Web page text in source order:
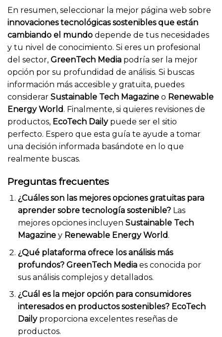
En resumen, seleccionar la mejor página web sobre
innovaciones tecnológicas sostenibles que están
cambiando el mundo depende de tus necesidades
y tu nivel de conocimiento. Si eres un profesional
del sector, GreenTech Media podría ser la mejor
opción por su profundidad de análisis. Si buscas
información más accesible y gratuita, puedes
considerar Sustainable Tech Magazine o Renewable
Energy World. Finalmente, si quieres revisiones de
productos, EcoTech Dailypuede ser el sitio
perfecto. Espero que esta guía te ayude a tomar
una decisión informada basándote en lo que
realmente buscas.
Preguntas frecuentes
¿Cuáles son las mejores opciones gratuitas para
aprender sobre tecnología sostenible?Las
mejores opciones incluyen Sustainable Tech
Magaziney Renewable Energy World.
¿Qué plataforma ofrece los análisis más
profundos? GreenTech Mediaes conocida por
sus análisis complejos y detallados.
¿Cuál es la mejor opción para consumidores
interesados en productos sostenibles? EcoTech
Dailyproporciona excelentes reseñas de
productos.